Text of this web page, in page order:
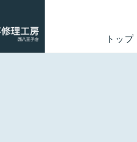
トップ